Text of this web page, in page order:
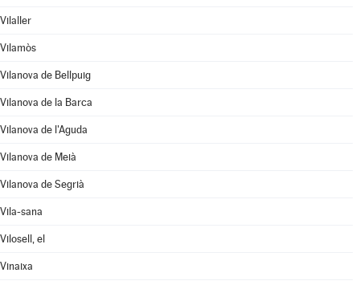
Vilaller
Vilamòs
Vilanova de Bellpuig
Vilanova de la Barca
Vilanova de l'Aguda
Vilanova de Meià
Vilanova de Segrià
Vila-sana
Vilosell, el
Vinaixa